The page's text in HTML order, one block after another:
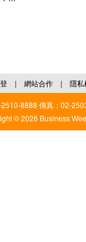
｜ 網站合作 ｜ 隱私
8888 傳真：02-
© 2026 Business